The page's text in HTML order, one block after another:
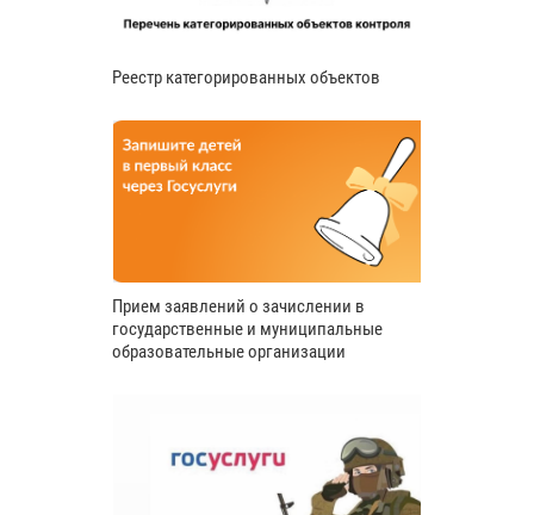
Реестр категорированных объектов
Прием заявлений о зачислении в
государственные и муниципальные
образовательные организации